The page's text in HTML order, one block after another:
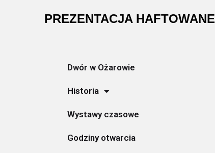
PREZENTACJA
Dwór w Ożarowie
Historia
Wystawy czasowe
Godziny otwarcia